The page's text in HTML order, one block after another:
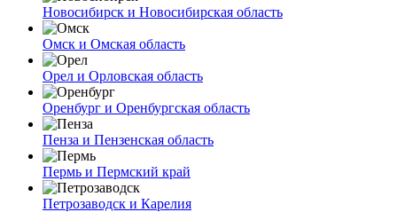
Новосибирск и Новосибирская область
Омск и Омская область
Орел и Орловская область
Оренбург и Оренбургская область
Пенза и Пензенская область
Пермь и Пермский край
Петрозаводск и Карелия